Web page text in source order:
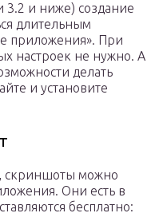
3.2 и ниже) создание
длительным
приложения». При
настроек не нужно. А
делать
и установите
скриншоты можно
Они есть в
бесплатно: